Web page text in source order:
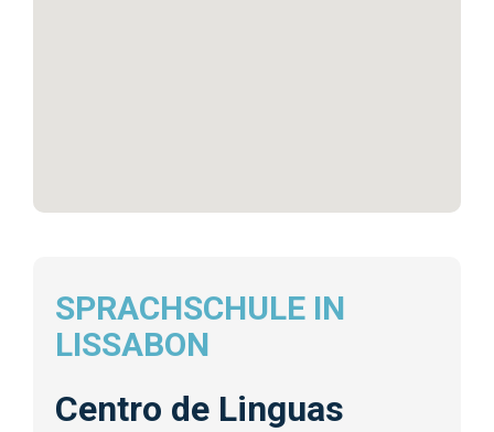
SPRACHSCHULE IN
LISSABON
Centro de Linguas